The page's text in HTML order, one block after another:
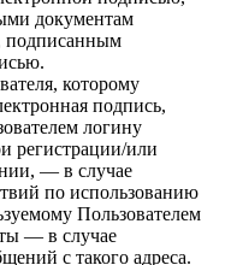
документам
подписанным
которому
подпись,
логину
регистрации/или
— в случае
по использованию
Пользователем
— в случае
с такого адреса.